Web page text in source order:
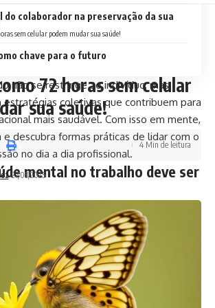
do colaborador na preservação da sua
chave para o futuro
não se restringe ao indivíduo, mas
coletivas que contribuem para
mais saudável. Com isso em mente,
descubra formas práticas de lidar com o
no dia a dia profissional.
mental no trabalho deve ser
Luiz Guilherme Pinto, a saúde mental no
relacionada à produtividade e ao
profissionais. Isto posto, um colaborador
elevados de estresse tende a
no desempenho, além de maior
físicos. Desse modo, considerar
sem celular podem mudar sua saúde!
72 horas sem celular
sua saúde!
27/08/2025
4 Min de leitura